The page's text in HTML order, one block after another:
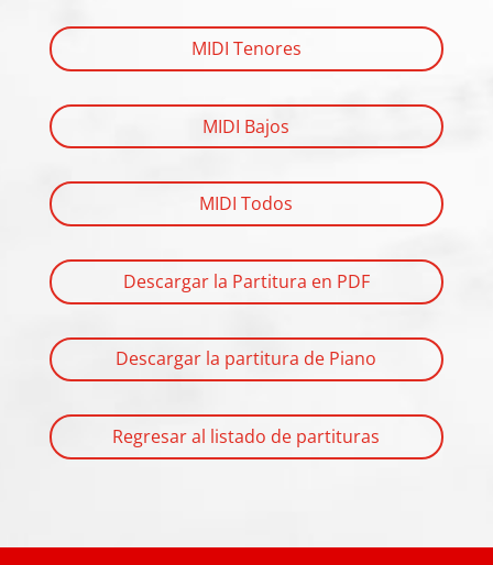
MIDI Tenores
MIDI Bajos
MIDI Todos
Descargar la Partitura en PDF
Descargar la partitura de Piano
Regresar al listado de partituras